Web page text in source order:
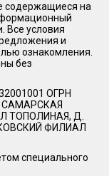
содержащиеся на
Все условия
и
ознакомления.
без
ОГРН
САМАРСКАЯ
ТОПОЛИНАЯ, Д.
ФИЛИАЛ
специального